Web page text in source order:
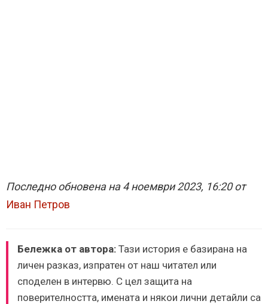
Последно обновена на 4 ноември 2023, 16:20 от
Иван Петров
Бележка от автора: Тази история е базирана на
личен разказ, изпратен от наш читател или
споделен в интервю. С цел защита на
поверителността, имената и някои лични детайли са